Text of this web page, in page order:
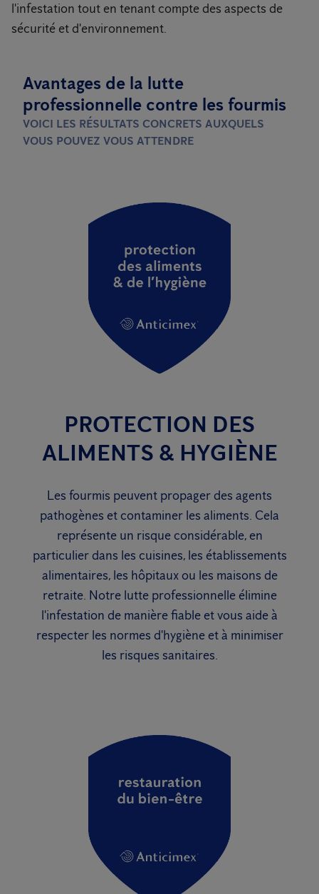
l'infestation tout en tenant compte des aspects de
sécurité et d'environnement.
Avantages de la lutte
professionnelle contre les fourmis
VOICI LES RÉSULTATS CONCRETS AUXQUELS
VOUS POUVEZ VOUS ATTENDRE
PROTECTION DES
ALIMENTS & HYGIÈNE
Les fourmis peuvent propager des agents
pathogènes et contaminer les aliments. Cela
représente un risque considérable, en
particulier dans les cuisines, les établissements
alimentaires, les hôpitaux ou les maisons de
retraite. Notre lutte professionnelle élimine
l'infestation de manière fiable et vous aide à
respecter les normes d'hygiène et à minimiser
les risques sanitaires.